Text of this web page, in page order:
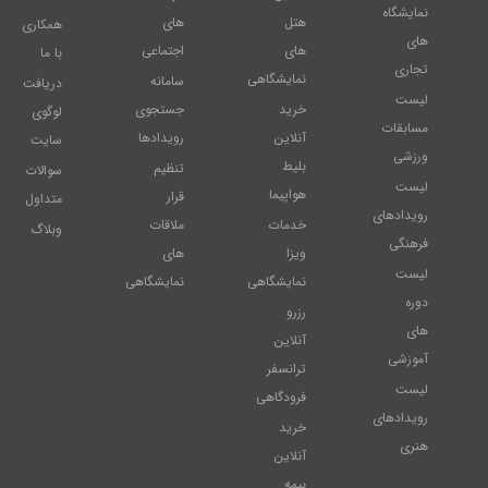
همکاری
با ما
دریافت
لوگوی
سایت
سوالات
متداول
وبلاگ
های
اجتماعی
سامانه
جستجوی
رویدادها
تنظیم
قرار
ملاقات
های
نمایشگاهی
هتل
های
نمایشگاهی
خرید
آنلاین
بلیط
هواپیما
خدمات
ویزا
نمایشگاهی
رزرو
آنلاین
ترانسفر
فرودگاهی
خرید
آنلاین
نمایشگاه
های
تجاری
لیست
مسابقات
ورزشی
لیست
رویدادهای
فرهنگی
لیست
دوره
های
آموزشی
لیست
رویدادهای
هنری